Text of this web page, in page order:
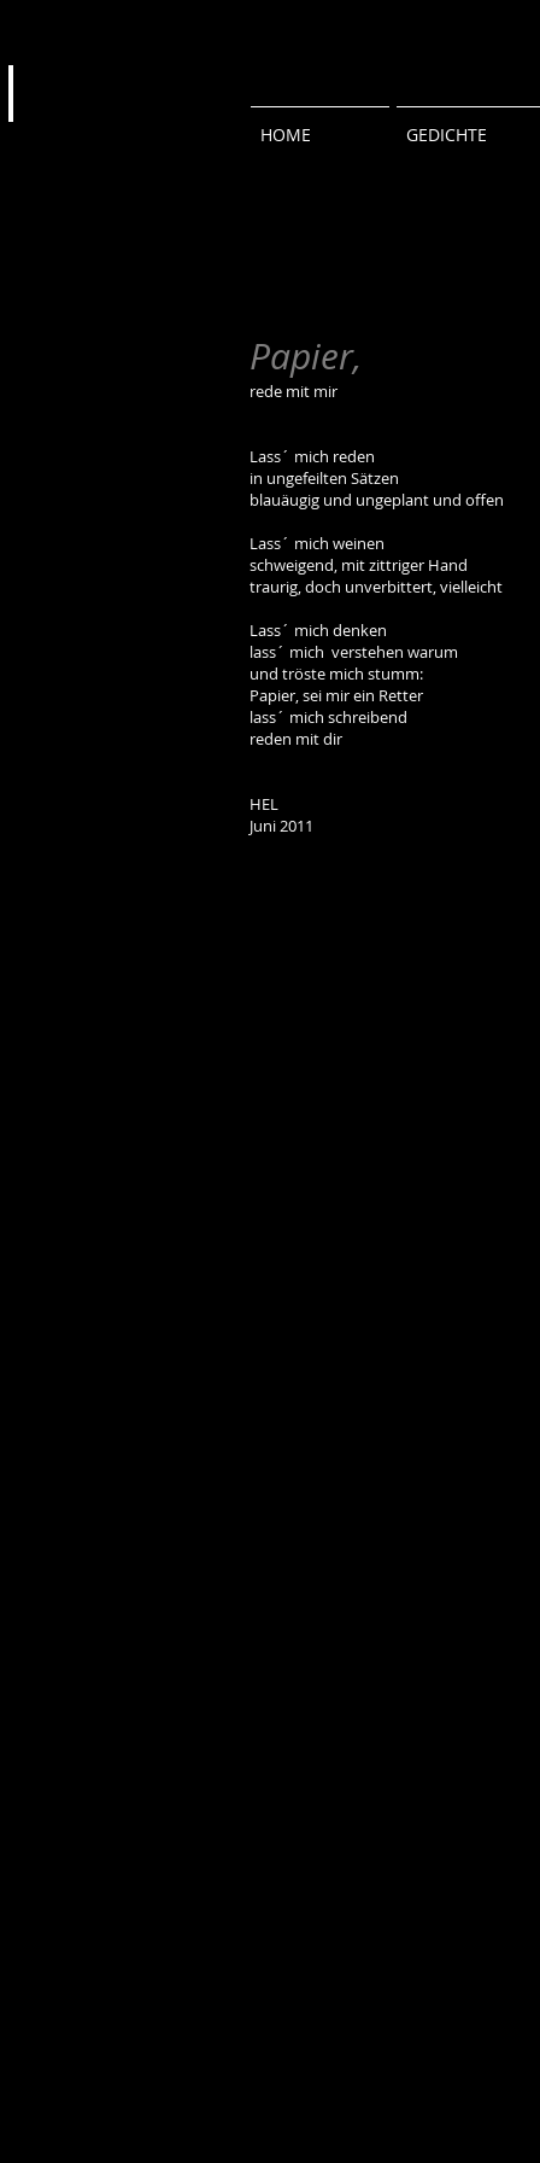
HOME GEDICHTE
Papier,
rede mit mir
Lass´ mich reden
in ungefeilten Sätzen
blauäugig und ungeplant und offen
Lass´ mich weinen
schweigend, mit zittriger Hand
traurig, doch unverbittert, vielleicht
Lass´ mich denken
lass´ mich verstehen warum
und tröste mich stumm:
Papier, sei mir ein Retter
lass´ mich schreibend
reden mit dir
HEL
Juni 2011